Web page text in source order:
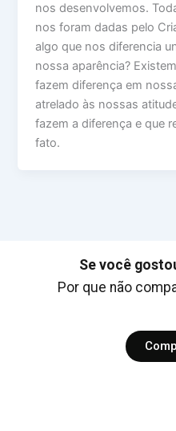
nos desenvolvemos.
nos foram dadas pelo
algo que nos diferencia
nossa aparência?
fazem diferença em
atrelado às nossas
fazem a diferença e que
fato.
Se você
Por que não